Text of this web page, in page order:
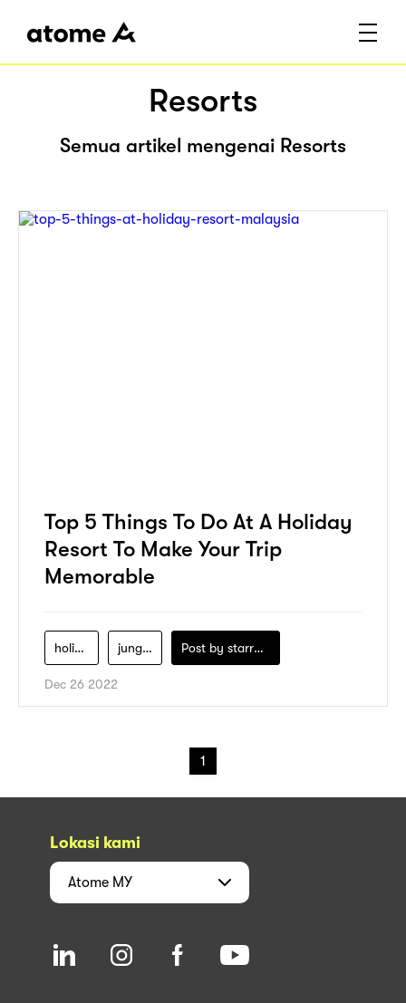
Resorts
Semua artikel mengenai Resorts
Top 5 Things To Do At A Holiday
Resort To Make Your Trip
Memorable
holiday-resort jungle-trekking Post by starry1989
Dec 26 2022
1
Lokasi kami
Atome MY